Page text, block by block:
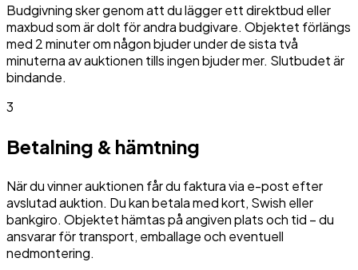
Budgivning sker genom att du lägger ett direktbud eller
maxbud som är dolt för andra budgivare. Objektet förlängs
med 2 minuter om någon bjuder under de sista två
minuterna av auktionen tills ingen bjuder mer. Slutbudet är
bindande.
3
Betalning & hämtning
När du vinner auktionen får du faktura via e-post efter
avslutad auktion. Du kan betala med kort, Swish eller
bankgiro. Objektet hämtas på angiven plats och tid – du
ansvarar för transport, emballage och eventuell
nedmontering.